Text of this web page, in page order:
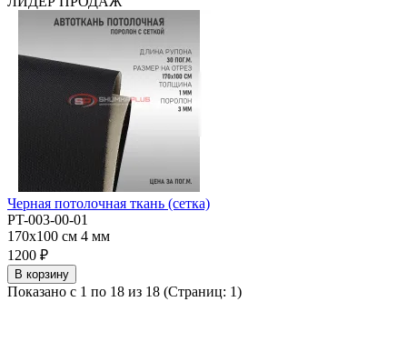
Черная потолочная ткань (сетка)
PT-003-00-01
170x100 см 4 мм
1200 ₽
В корзину
Показано с 1 по 18 из 18 (Страниц: 1)